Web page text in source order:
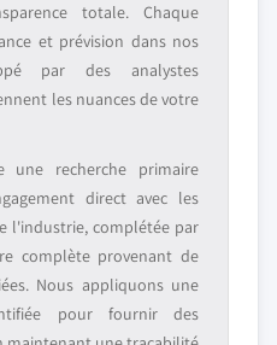
totale. Chaque
et prévision dans nos
par des analystes
les nuances de votre
une recherche primaire
direct avec les
l'industrie, complétée par
complète provenant de
Nous appliquons une
pour fournir des